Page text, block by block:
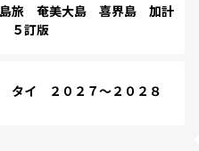
旅 奄美大島 喜界島 加計
５訂版
タイ ２０２７～２０２８